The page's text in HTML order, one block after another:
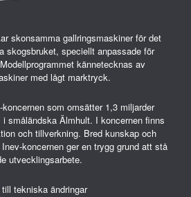
skonsamma gallringsmaskiner för det
skogsbruket, speciellt anpassade för
kännetecknas av
med lågt marktryck.
som omsätter 1,3 miljarder
småländska Älmhult. I koncernen finns
och tillverkning. Bred kunskap och
koncernen ger en trygg grund att stå
utvecklingsarbete.
tekniska ändringar